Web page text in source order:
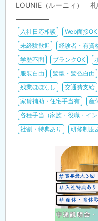
LOUNIE（ルーニィ） 札
入社日応相談 Web面接OK
未経験歓迎
経験者・有資
学歴不問
ブランクOK
服装自由
髪型・髪色自由
残業ほぼなし
交通費支給
家賃補助・住宅手当有
産
各種手当（家族・役職・イ
社割・特典あり
研修制度